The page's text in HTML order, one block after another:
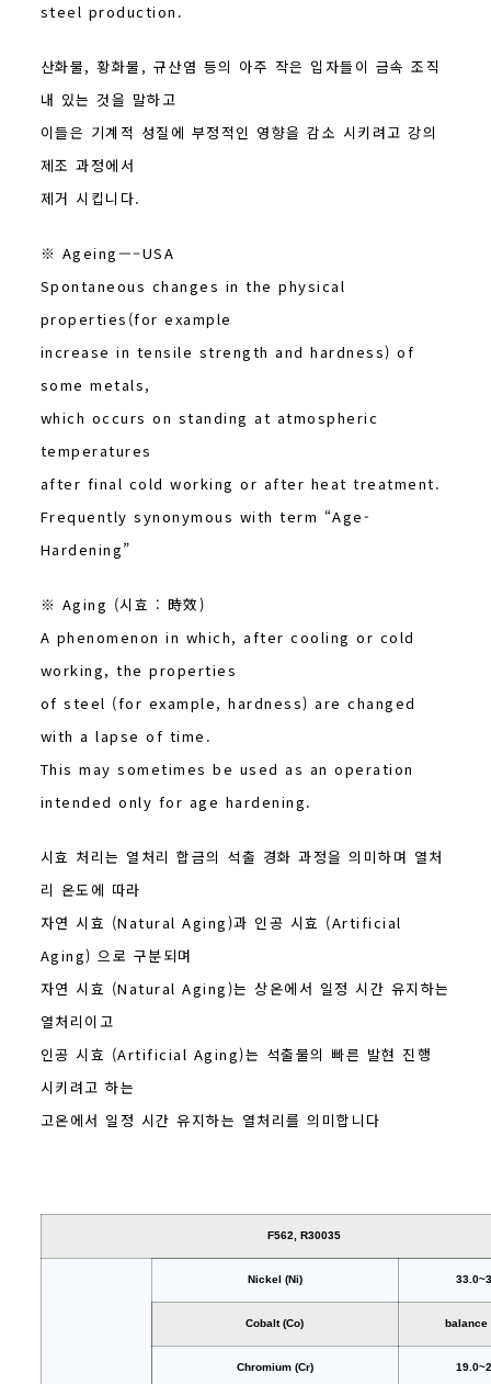
steel production.
산화물, 황화물, 규산염 등의 아주 작은 입자들이 금속 조직
내 있는 것을 말하고
이들은 기계적 성질에 부정적인 영향을 감소 시키려고 강의
제조 과정에서
제거 시킵니다.
※ Ageing—–USA
Spontaneous changes in the physical
properties(for example
increase in tensile strength and hardness) of
some metals,
which occurs on standing at atmospheric
temperatures
after final cold working or after heat treatment.
Frequently synonymous with term “Age-
Hardening”
※ Aging (시효 : 時效)
A phenomenon in which, after cooling or cold
working, the properties
of steel (for example, hardness) are changed
with a lapse of time.
This may sometimes be used as an operation
intended only for age hardening.
시효 처리는 열처리 합금의 석출 경화 과정을 의미하며 열처
리 온도에 따라
자연 시효 (Natural Aging)과 인공 시효 (Artificial
Aging) 으로 구분되며
자연 시효 (Natural Aging)는 상온에서 일정 시간 유지하는
열처리이고
인공 시효 (Artificial Aging)는 석출물의 빠른 발현 진행
시키려고 하는
고온에서 일정 시간 유지하는 열처리를 의미합니다
F562, R30035
Nickel (Ni)
Cobalt (Co) balance
Chromium (Cr)